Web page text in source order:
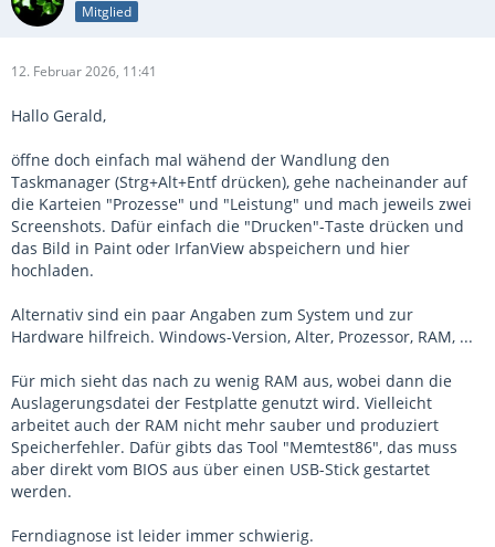
Mitglied
12. Februar 2026, 11:41
Hallo Gerald,
öffne doch einfach mal wähend der Wandlung den
Taskmanager (Strg+Alt+Entf drücken), gehe nacheinander auf
die Karteien "Prozesse" und "Leistung" und mach jeweils zwei
Screenshots. Dafür einfach die "Drucken"-Taste drücken und
das Bild in Paint oder IrfanView abspeichern und hier
hochladen.
Alternativ sind ein paar Angaben zum System und zur
Hardware hilfreich. Windows-Version, Alter, Prozessor, RAM, ...
Für mich sieht das nach zu wenig RAM aus, wobei dann die
Auslagerungsdatei der Festplatte genutzt wird. Vielleicht
arbeitet auch der RAM nicht mehr sauber und produziert
Speicherfehler. Dafür gibts das Tool "Memtest86", das muss
aber direkt vom BIOS aus über einen USB-Stick gestartet
werden.
Ferndiagnose ist leider immer schwierig.